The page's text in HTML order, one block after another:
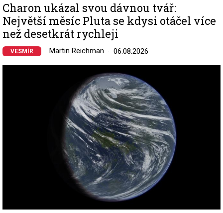
Charon ukázal svou dávnou tvář:
Největší měsíc Pluta se kdysi otáčel více
než desetkrát rychleji
VESMÍR Martin Reichman 06.08.2026